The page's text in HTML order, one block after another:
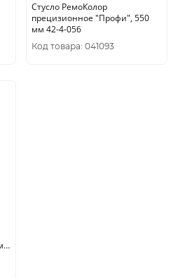
Стусло РемоКолор
прецизионное "Профи", 550
мм 42-4-056
Код товара: 041093